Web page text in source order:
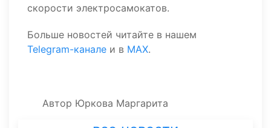
скорости электросамокатов.
Больше новостей читайте в нашем
Telegram-канале и в MAX.
Автор Юркова Маргарита